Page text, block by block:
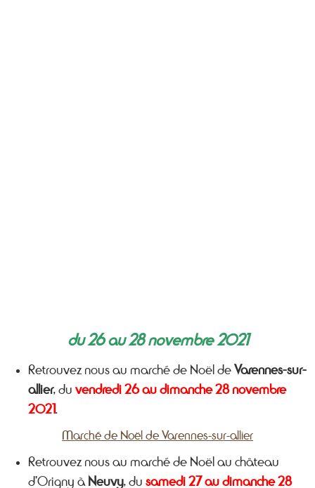
du 26 au 28 novembre 2021
Retrouvez nous au marché de Noël de Varennes-sur-
allier, du vendredi 26 au dimanche 28 novembre
2021 .
Marché de Noël de Varennes-sur-allier
Retrouvez nous au marché de Noël au château
d’Origny à Neuvy, du samedi 27 au dimanche 28